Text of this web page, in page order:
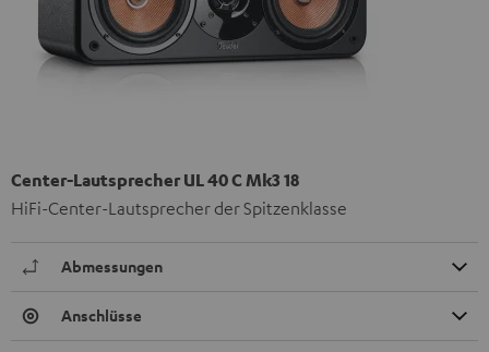
Center-Lautsprecher UL 40 C Mk3 18
HiFi-Center-Lautsprecher der Spitzenklasse
Abmessungen
Anschlüsse